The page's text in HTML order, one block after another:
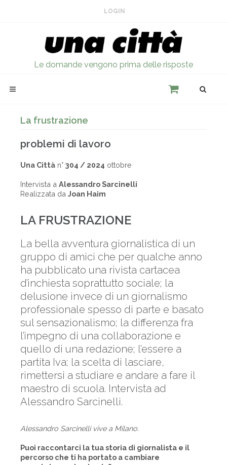
LOGIN
Le domande vengono prima delle risposte
La frustrazione
problemi di lavoro
Una Città n° 304 / 2024 ottobre
Intervista a Alessandro Sarcinelli
Realizzata da Joan Haim
LA FRUSTRAZIONE
La bella avventura giornalistica di un
gruppo di amici che per qualche anno
ha pubblicato una rivista cartacea
d’inchiesta soprattutto sociale; la
delusione invece di un giornalismo
professionale spesso di parte e basato
sul sensazionalismo; la differenza fra
l’impegno di una collaborazione e
quello di una redazione; l’essere a
partita Iva; la scelta di lasciare,
rimettersi a studiare e andare a fare il
maestro di scuola. Intervista ad
Alessandro Sarcinelli.
Alessandro Sarcinelli vive a Milano.
Puoi raccontarci la tua storia di giornalista e il
percorso che ti ha portato a cambiare